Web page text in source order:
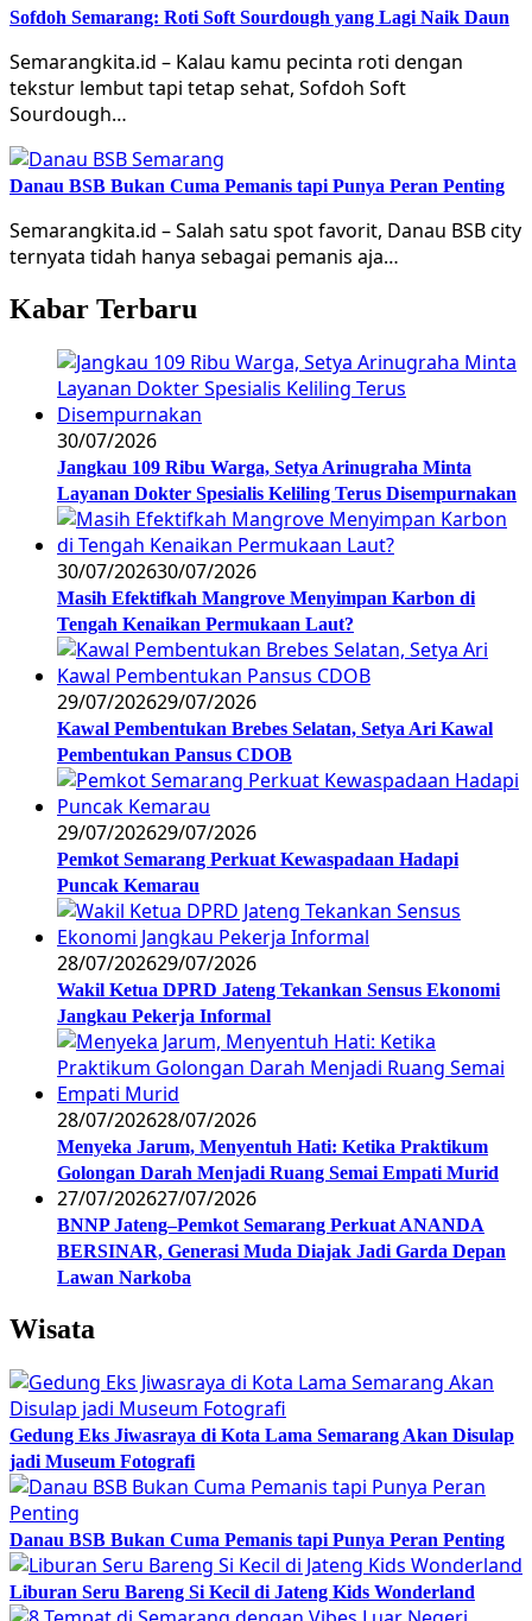
Sofdoh Semarang: Roti Soft Sourdough yang Lagi Naik Daun
Semarangkita.id – Kalau kamu pecinta roti dengan
tekstur lembut tapi tetap sehat, Sofdoh Soft
Sourdough…
Danau BSB Bukan Cuma Pemanis tapi Punya Peran Penting
Semarangkita.id – Salah satu spot favorit, Danau BSB city
ternyata tidah hanya sebagai pemanis aja…
Kabar Terbaru
30/07/2026
Jangkau 109 Ribu Warga, Setya Arinugraha Minta
Layanan Dokter Spesialis Keliling Terus Disempurnakan
30/07/202630/07/2026
Masih Efektifkah Mangrove Menyimpan Karbon di
Tengah Kenaikan Permukaan Laut?
29/07/202629/07/2026
Kawal Pembentukan Brebes Selatan, Setya Ari Kawal
Pembentukan Pansus CDOB
29/07/202629/07/2026
Pemkot Semarang Perkuat Kewaspadaan Hadapi
Puncak Kemarau
28/07/202629/07/2026
Wakil Ketua DPRD Jateng Tekankan Sensus Ekonomi
Jangkau Pekerja Informal
28/07/202628/07/2026
Menyeka Jarum, Menyentuh Hati: Ketika Praktikum
Golongan Darah Menjadi Ruang Semai Empati Murid
27/07/202627/07/2026
BNNP Jateng–Pemkot Semarang Perkuat ANANDA
BERSINAR, Generasi Muda Diajak Jadi Garda Depan
Lawan Narkoba
Wisata
Gedung Eks Jiwasraya di Kota Lama Semarang Akan Disulap
jadi Museum Fotografi
Danau BSB Bukan Cuma Pemanis tapi Punya Peran Penting
Liburan Seru Bareng Si Kecil di Jateng Kids Wonderland